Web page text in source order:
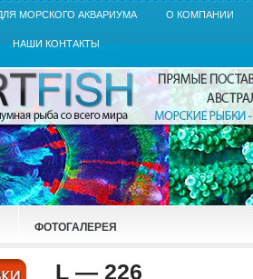
МОРСКОГО АКВАРИУМА О КОМПАНИИ
НАШИ КОНТАКТЫ
ФОТОГАЛЕРЕЯ
L — 226